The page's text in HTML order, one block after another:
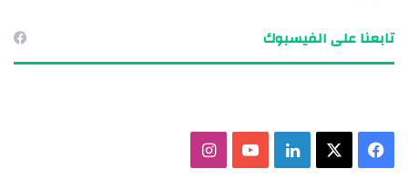
تابعنا على الفيسبوك